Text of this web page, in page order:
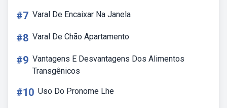
#7 Varal De Encaixar Na Janela
#8 Varal De Chão Apartamento
#9 Vantagens E Desvantagens Dos Alimentos
Transgênicos
#10 Uso Do Pronome Lhe